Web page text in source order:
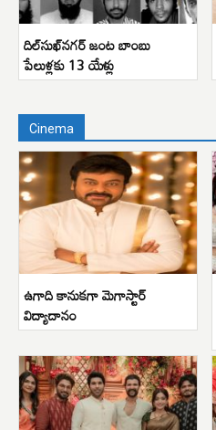
దిల్‌సుఖ్‌నగర్ జంట బాంబు
పేలుళ్లకు 13 యేళ్లు
Cinema
ఉగాది కానుకగా మెగాస్టార్
విద్యాదానం